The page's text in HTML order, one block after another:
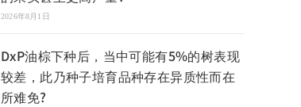
2026年8月1日
DxP油棕下种后，当中可能有5%的树表现
较差，此乃种子培育品种存在异质性而在
所难免?